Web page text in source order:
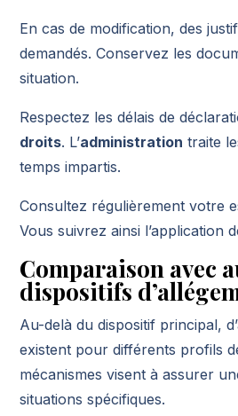
En cas de modification, des
demandés. Conservez les
situation.
Respectez les délais de
droits. L’administration traite
temps impartis.
Consultez régulièrement votre
Vous suivrez ainsi l’application
Comparaison avec
dispositifs
Au-delà du dispositif principal,
existent pour différents profils
mécanismes visent à assurer
situations spécifiques.